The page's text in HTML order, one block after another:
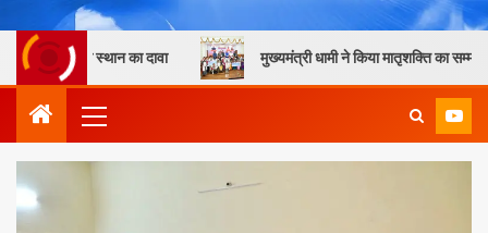
का दावा मुख्यमंत्री धामी ने किया मातृशक्ति का सम्मान, 13 महिलाओं